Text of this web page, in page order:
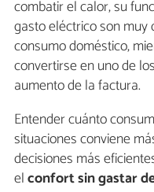
combatir el calor, su
gasto eléctrico son muy
consumo doméstico,
convertirse en uno de
aumento de la factura.
Entender cuánto
situaciones conviene
decisiones más
elconfort sin gastar